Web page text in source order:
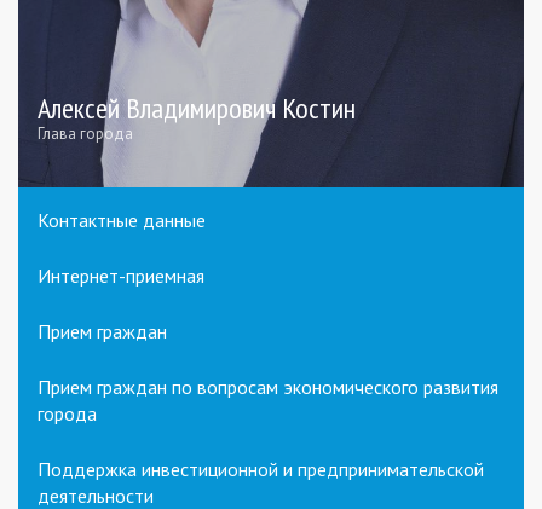
Алексей Владимирович Костин
Глава города
Контактные данные
Интернет-приемная
Прием граждан
Прием граждан по вопросам экономического развития
города
Поддержка инвестиционной и предпринимательской
деятельности